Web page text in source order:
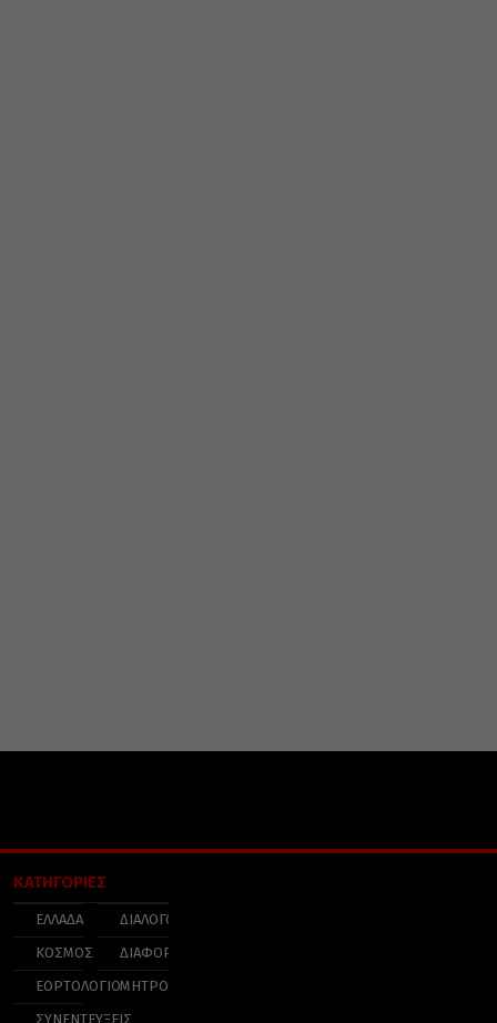
ΚΑΤΗΓΟΡΙΕΣ
ΕΛΛΑΔΑ
ΚΟΣΜΟΣ
ΕΟΡΤΟΛΟΓΙΟ
ΣΥΝΕΝΤΕΥΞΕΙΣ
ΔΙΑΛΟΓΟΣ
ΔΙΑΦΟΡΑ
ΜΗΤΡΟΠΟΛΕΙΣ